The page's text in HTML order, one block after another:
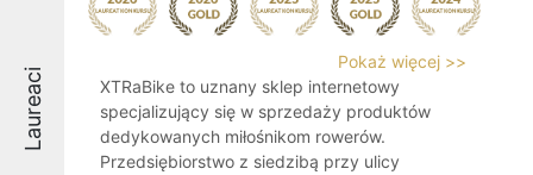
Laureaci
Pokaż więcej >>
XTRaBike to uznany sklep internetowy
specjalizujący się w sprzedaży produktów
dedykowanych miłośnikom rowerów.
Przedsiębiorstwo z siedzibą przy ulicy